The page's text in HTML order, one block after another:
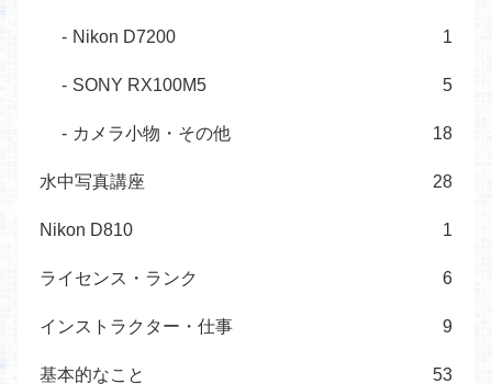
Nikon D7200 1
SONY RX100M5 5
カメラ小物・その他 18
水中写真講座 28
Nikon D810 1
ライセンス・ランク 6
インストラクター・仕事 9
基本的なこと 53